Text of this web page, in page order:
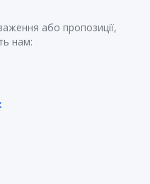
або пропозиції,
нам: